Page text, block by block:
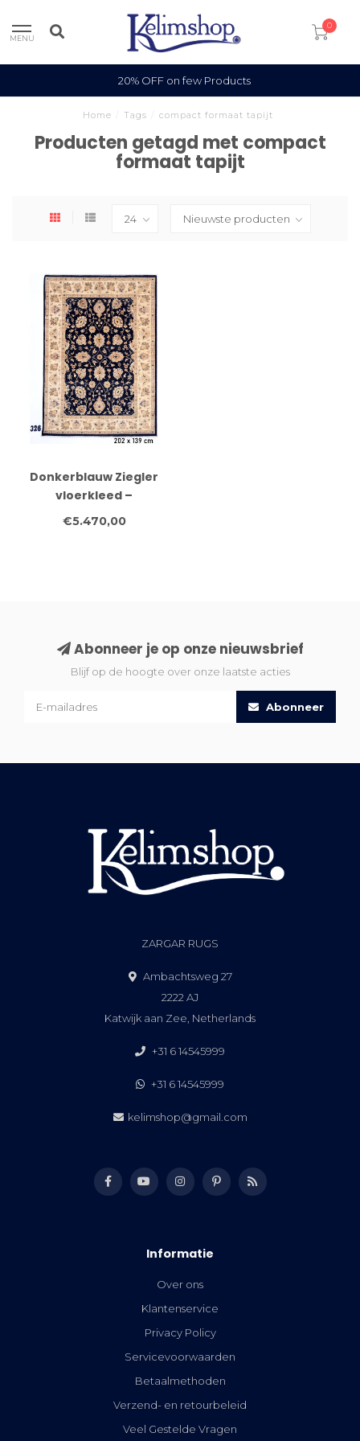
MENU
0
20% OFF on few Products
Home Tags compact formaat tapijt
Producten getagd met compact
formaat tapijt
Donkerblauw Ziegler
vloerkleed –
handgeknoopt wollen
€5.470,00
Abonneer je op onze nieuwsbrief
Blijf op de hoogte over onze laatste acties
Abonneer
ZARGAR RUGS
Ambachtsweg 27
2222 AJ
Katwijk aan Zee, Netherlands
+31 6 14545999
+31 6 14545999
kelimshop@gmail.com
Informatie
Over ons
Klantenservice
Privacy Policy
Servicevoorwaarden
Betaalmethoden
Verzend- en retourbeleid
Veel Gestelde Vragen